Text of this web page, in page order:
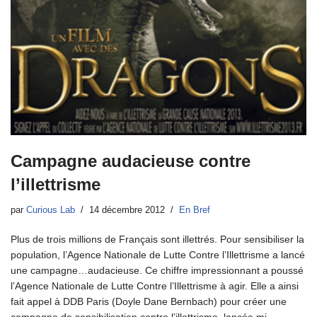
Campagne audacieuse contre
l’illettrisme
par Curious Lab 14 décembre 2012 En Bref
Plus de trois millions de Français sont illettrés. Pour sensibiliser la
population, l’Agence Nationale de Lutte Contre l’Illettrisme a lancé
une campagne…audacieuse. Ce chiffre impressionnant a poussé
l’Agence Nationale de Lutte Contre l’Illettrisme à agir. Elle a ainsi
fait appel à DDB Paris (Doyle Dane Bernbach) pour créer une